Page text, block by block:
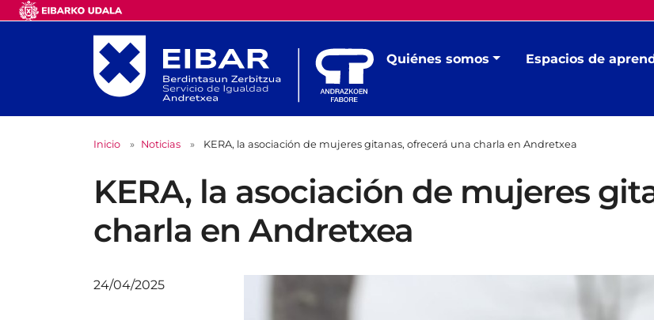
Quiénes somos Espacios de
Inicio Noticias KERA, la asociación de mujeres gitanas, ofrecerá una charla en Andretxea
KERA, la asociación de mujeres
charla en Andretxea
24/04/2025